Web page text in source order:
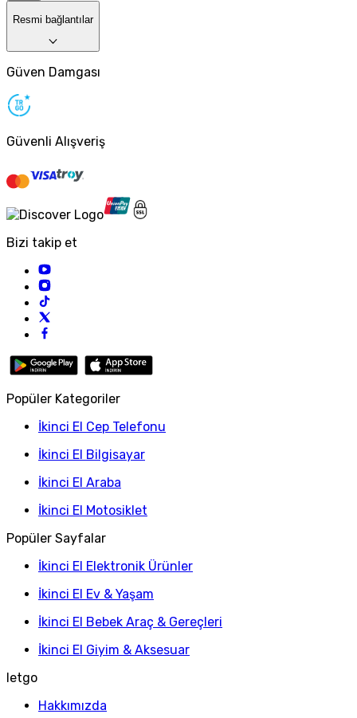
Resmi bağlantılar
Güven Damgası
Güvenli Alışveriş
Bizi takip et
Popüler Kategoriler
İkinci El Cep Telefonu
İkinci El Bilgisayar
İkinci El Araba
İkinci El Motosiklet
Popüler Sayfalar
İkinci El Elektronik Ürünler
İkinci El Ev & Yaşam
İkinci El Bebek Araç & Gereçleri
İkinci El Giyim & Aksesuar
letgo
Hakkımızda